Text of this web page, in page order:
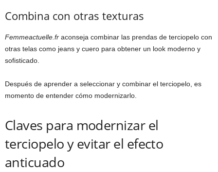
Combina con otras texturas
Femmeactuelle.fr aconseja combinar las prendas de terciopelo con
otras telas como jeans y cuero para obtener un look moderno y
sofisticado.
Después de aprender a seleccionar y combinar el terciopelo, es
momento de entender cómo modernizarlo.
Claves para modernizar el
terciopelo y evitar el efecto
anticuado